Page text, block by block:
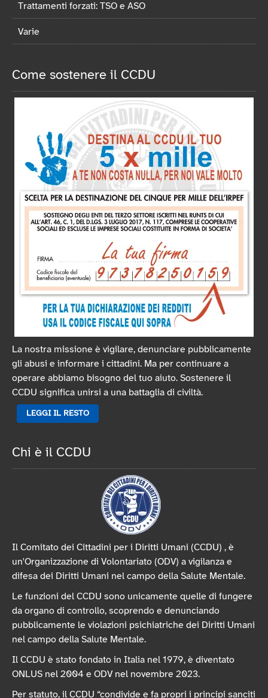
Trattamenti forzati: TSO e ASO
Varie
Come sostenere il CCDU
La nostra missione è vigilare, denunciare pubblicamente
gli abusi e informare i cittadini. Ma per continuare a
operare abbiamo bisogno del tuo aiuto. Sostenere il
CCDU significa unirsi a una battaglia di civiltà.
LEGGI IL RESTO
Chi è il CCDU
Il Comitato dei Cittadini per i Diritti Umani (CCDU) , è
un'Organizzazione di Volontariato (ODV) a vigilanza e
difesa dei Diritti Umani nel campo della Salute Mentale.
Le funzioni del CCDU sono unicamente quelle di fungere
da organo di controllo, scoprendo e denunciando
pubblicamente le violazioni psichiatriche dei Diritti Umani
nel campo della Salute Mentale.
Il CCDU è stato fondato in Italia nel 1979, è diventato
ONLUS nel 2004 e ODV nel novembre 2023.
Per statuto, il CCDU “condivide e fa propri i principi sanciti